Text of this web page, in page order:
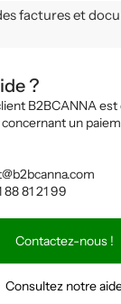
?
B2BCANNA
un
88 81 21 99
Contactez-nous !
Consultez notre
factures et